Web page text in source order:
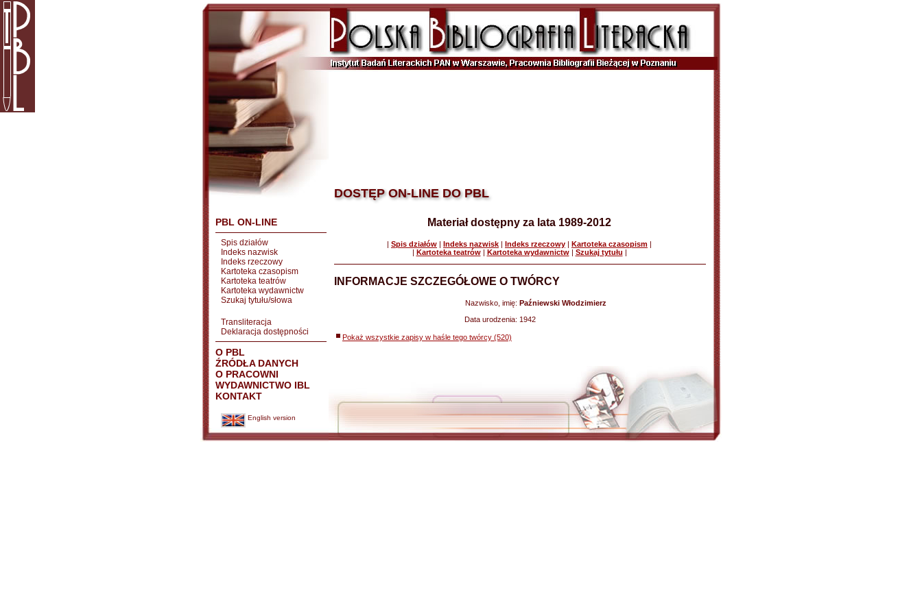
PBL ON-LINE
Spis działów
Indeks nazwisk
Indeks rzeczowy
Kartoteka czasopism
Kartoteka teatrów
Kartoteka wydawnictw
Szukaj tytułu/słowa
Transliteracja
Deklaracja dostępności
O PBL
ŹRÓDŁA DANYCH
O PRACOWNI
WYDAWNICTWO IBL
KONTAKT
English version
DOSTĘP ON-LINE DO PBL
Materiał dostępny za lata 1989-2012
| Spis działów | Indeks nazwisk | Indeks rzeczowy | Kartoteka czasopism |
| Kartoteka teatrów| Kartoteka wydawnictw| Szukaj tytułu |
INFORMACJE SZCZEGÓŁOWE O TWÓRCY
Nazwisko, imię: Paźniewski Włodzimierz
Data urodzenia: 1942
Pokaż wszystkie zapisy w haśle tego twórcy (520)